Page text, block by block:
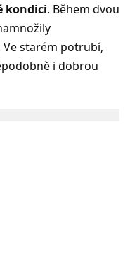
kondici. Během dvou
starém potrubí,
i dobrou